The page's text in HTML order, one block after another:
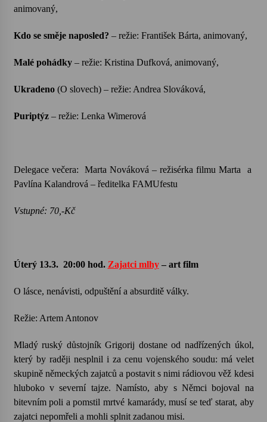
animovaný,
Kdo se směje naposled? – režie: František Bárta, animovaný,
Malé pohádky– režie: Kristina Dufková, animovaný,
Ukradeno(O slovech) – režie: Andrea Slováková,
Puriptýz– režie: Lenka Wimerová
Delegace večera: Marta Nováková – režisérka filmu Marta
a
Pavlína Kalandrová – ředitelka FAMUfestu
Vstupné: 70,-Kč
Úterý 13.3. 20:00 hod. Zajatci mlhy– art film
O lásce, nenávisti, odpuštění a absurditě války.
Režie: Artem Antonov
Mladý ruský důstojník Grigorij dostane od nadřízených úkol,
který by raději nesplnil i za cenu vojenského soudu: má velet
skupině německých zajatců a postavit s nimi rádiovou věž kdesi
hluboko v severní tajze. Namísto, aby s Němci bojoval na
bitevním poli a pomstil mrtvé kamarády, musí se teď starat, aby
zajatci nepomřeli a mohli splnit zadanou misi.